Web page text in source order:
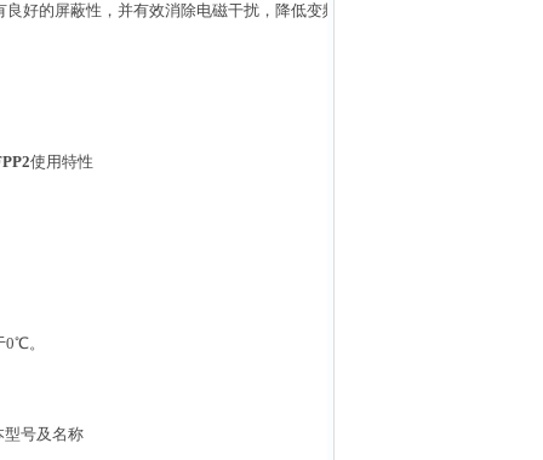
好的屏蔽性，并有效消除电磁干扰，降低变频电机噪音，保
使用特性
。
型号及名称